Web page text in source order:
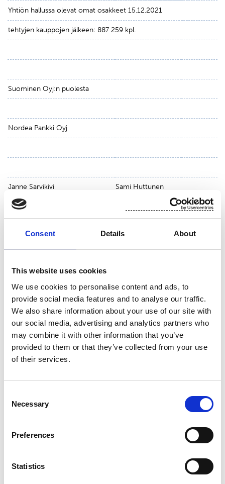
Consent Details About
This website uses cookies
We use cookies to personalise content and ads, to
provide social media features and to analyse our traffic.
We also share information about your use of our site with
our social media, advertising and analytics partners who
may combine it with other information that you’ve
provided to them or that they’ve collected from your use
of their services.
Selection
Necessary
Preferences
Statistics
Yhtiön hallussa olevat omat osakkeet 15.12.2021
tehtyjen kauppojen jälkeen: 887 259 kpl.
Suominen Oyj:n puolesta
Nordea Pankki Oyj
Janne Sarvikivi Sami Huttunen
www.suominen.fi
Suominen 15.12 trades